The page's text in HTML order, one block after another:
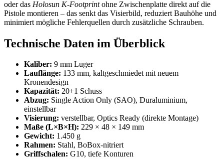
oder das Holosun K-Footprintohne Zwischenplatte direkt auf die
Pistole montieren – das senkt das Visierbild, reduziert Bauhöhe und
minimiert mögliche Fehlerquellen durch zusätzliche Schrauben.
Technische Daten im Überblick
Kaliber: 9 mm Luger
Lauflänge: 133 mm, kaltgeschmiedet mit neuem
Kronendesign
Kapazität: 20+1 Schuss
Abzug: Single Action Only (SAO), Duraluminium,
einstellbar
Visierung: verstellbar, Optics Ready (direkte Montage)
Maße (L×B×H): 229 × 48 × 149 mm
Gewicht: 1.450 g
Rahmen: Stahl, BoBox-nitriert
Griffschalen: G10, tiefe Konturen